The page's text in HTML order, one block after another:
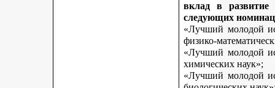
вклад в развитие
следующих
«Лучший молодой
физико-
«Лучший молодой
химических наук»;
«Лучший молодой